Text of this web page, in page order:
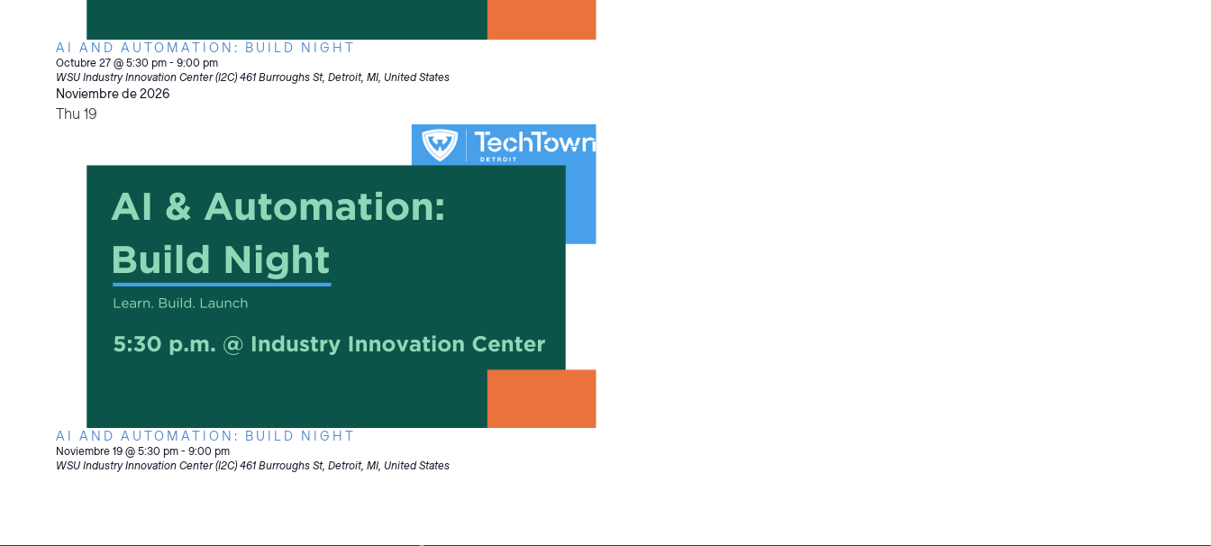
AI AND AUTOMATION: BUILD NIGHT
Octubre 27 @ 5:30 pm- 9:00 pm
WSU Industry Innovation Center (I2C)461 Burroughs St, Detroit, MI, United States
Noviembre de 2026
Thu 19
AI AND AUTOMATION: BUILD NIGHT
Noviembre 19 @ 5:30 pm- 9:00 pm
WSU Industry Innovation Center (I2C)461 Burroughs St, Detroit, MI, United States